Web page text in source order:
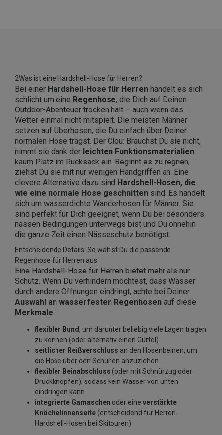
2Was ist eine Hardshell-Hose für Herren?
Bei einer Hardshell-Hose für Herren handelt es sich
schlicht um eine Regenhose, die Dich auf Deinen
Outdoor-Abenteuer trocken hält – auch wenn das
Wetter einmal nicht mitspielt. Die meisten Männer
setzen auf Überhosen, die Du einfach über Deiner
normalen Hose trägst. Der Clou: Brauchst Du sie nicht,
nimmt sie dank der leichten Funktionsmaterialien
kaum Platz im Rucksack ein. Beginnt es zu regnen,
ziehst Du sie mit nur wenigen Handgriffen an. Eine
clevere Alternative dazu sind Hardshell-Hosen, die
wie eine normale Hose geschnitten sind. Es handelt
sich um wasserdichte Wanderhosen für Männer. Sie
sind perfekt für Dich geeignet, wenn Du bei besonders
nassen Bedingungen unterwegs bist und Du ohnehin
die ganze Zeit einen Nässeschutz benötigst.
Entscheidende Details: So wählst Du die passende
Regenhose für Herren aus
Eine Hardshell-Hose für Herren bietet mehr als nur
Schutz. Wenn Du verhindern möchtest, dass Wasser
durch andere Öffnungen eindringt, achte bei Deiner
Auswahl an wasserfesten Regenhosen auf diese
Merkmale:
flexibler Bund , um darunter beliebig viele Lagen tragen
zu können (oder alternativ einen Gürtel)
seitlicher Reißverschluss an den Hosenbeinen, um
die Hose über den Schuhen anzuziehen
flexibler Beinabschluss (oder mit Schnürzug oder
Druckknöpfen), sodass kein Wasser von unten
eindringen kann
integrierte Gamaschen oder eine verstärkte
Knöchelinnenseite (entscheidend für Herren-
Hardshell-Hosen bei Skitouren)